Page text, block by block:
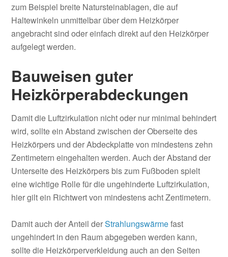
zum Beispiel breite Natursteinablagen, die auf
Haltewinkeln unmittelbar über dem Heizkörper
angebracht sind oder einfach direkt auf den Heizkörper
aufgelegt werden.
Bauweisen guter
Heizkörperabdeckungen
Damit die Luftzirkulation nicht oder nur minimal behindert
wird, sollte ein Abstand zwischen der Oberseite des
Heizkörpers und der Abdeckplatte von mindestens zehn
Zentimetern eingehalten werden. Auch der Abstand der
Unterseite des Heizkörpers bis zum Fußboden spielt
eine wichtige Rolle für die ungehinderte Luftzirkulation,
hier gilt ein Richtwert von mindestens acht Zentimetern.
Damit auch der Anteil derStrahlungswärmefast
ungehindert in den Raum abgegeben werden kann,
sollte die Heizkörperverkleidung auch an den Seiten